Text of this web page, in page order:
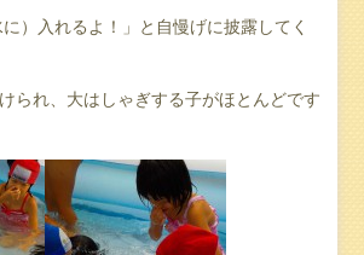
）入れるよ！」と自慢げに披露してく
られ、大はしゃぎする子がほとんどです